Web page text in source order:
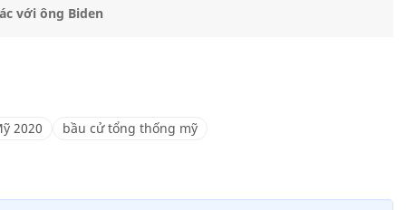
với ông Biden
2020 bầu cử tổng thống mỹ